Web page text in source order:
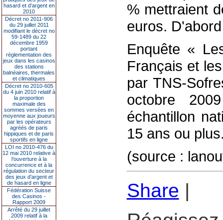
hasard et d’argent en
2010
Décret no 2011-906
du 29 juillet 2011
modifiant le décret no
59-1489 du 22
décembre 1959
portant
réglementation des
jeux dans les casinos
des stations
balnéaires, thermales
et climatiques
Décret no 2010-605
du 4 juin 2010 relatif à
la proportion
maximale des
sommes versées en
moyenne aux joueurs
par les opérateurs
agréés de paris
hippiques et de paris
sportifs en ligne
LOI no 2010-476 du
12 mai 2010 relative à
l’ouverture à la
concurrence et à la
régulation du secteur
des jeux d’argent et
de hasard en ligne
Fédération Suisse
des Casinos -
Rapport 2009
Arrêté du 29 juillet
2009 relatif à la
% mettraient
euros.
Enquête «
Français et
par TNS-
octobre
échantillon
15 ans ou
(source :
Share |